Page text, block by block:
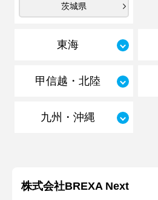
茨城県
東海
甲信越・北陸
九州・沖縄
株式会社BREXA Next